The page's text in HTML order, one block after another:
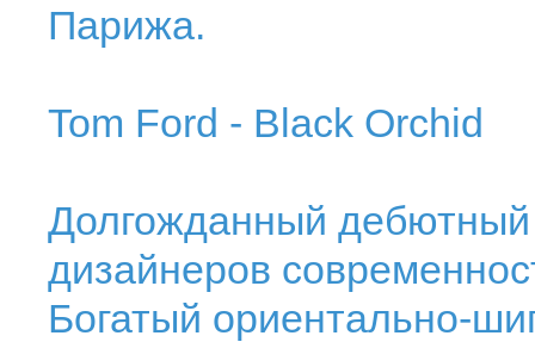
Парижа.
Tom Ford - Black Orchid
Долгожданный дебютный
дизайнеров
Богатый ориентально-